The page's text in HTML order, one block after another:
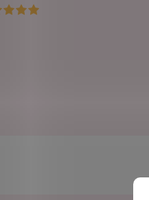
obchodu je 5 z 5